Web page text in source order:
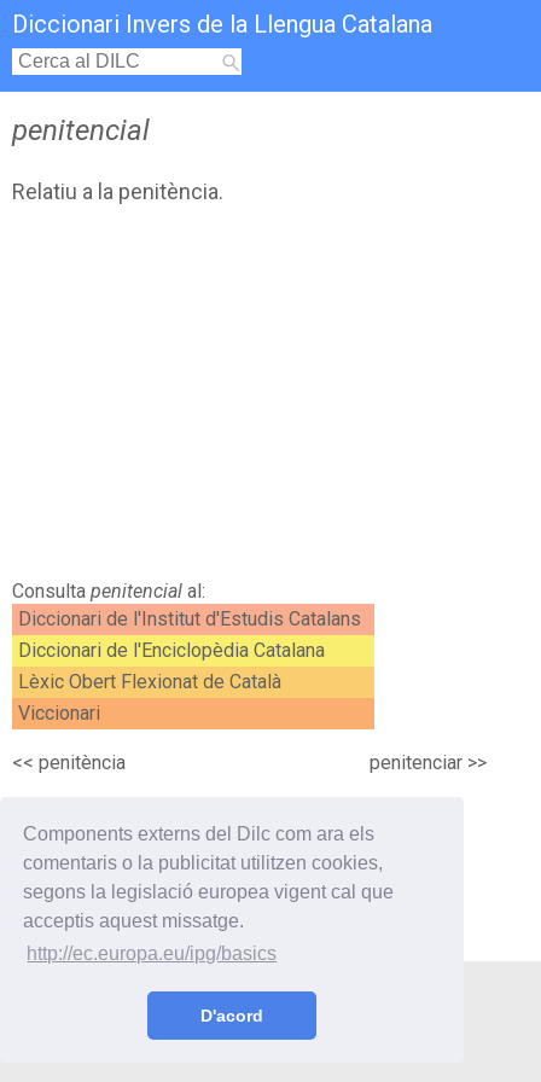
Components externs del Dilc com ara els
comentaris o la publicitat utilitzen cookies,
segons la legislació europea vigent cal que
acceptis aquest missatge.
http://ec.europa.eu/ipg/basics
D'acord
Diccionari Invers de la Llengua Catalana
penitencial
Relatiu a la penitència.
Consulta penitencial al:
Diccionari de l'Institut d'Estudis Catalans
Diccionari de l'Enciclopèdia Catalana
Lèxic Obert Flexionat de Català
Viccionari
<< penitència penitenciar>>
Curiositats Enllaços
© 2019 Oriol Vilaseca